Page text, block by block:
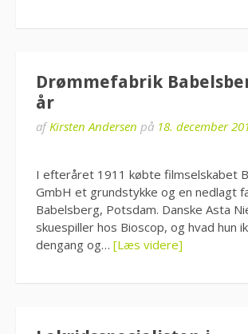
Drømmefabrik
år
afKirsten Andersen på 18. december
I efteråret 1911 købte filmselskabet
GmbH et grundstykke og en nedlagt
Babelsberg, Potsdam. Danske Asta
skuespiller hos Bioscop, og hvad hun
dengang og… [Læs videre]